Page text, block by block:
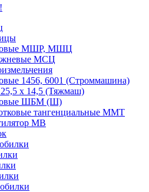
МШР, МШЦ
МСЦ
1456, 6001 (Строммашина)
х 14,5 (Тяжмаш)
ШБМ (Ш)
тангенциальные ММТ
МВ